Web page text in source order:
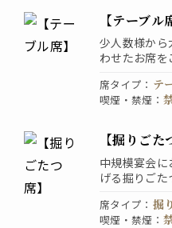
【テーブル
少人数様か
わせたお席を
席タイプ ： テ
喫煙・禁煙 ：
【掘りご
中規模宴会
げる掘りごた
席タイプ ： 掘
喫煙・禁煙 ：